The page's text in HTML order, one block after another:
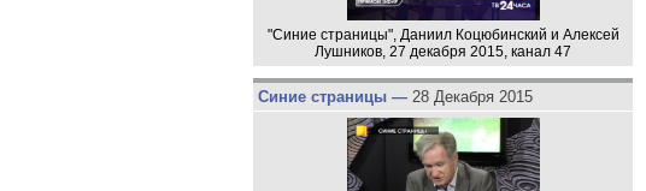
"Синие страницы", Даниил Коцюбинский и Алексей
Лушников, 27 декабря 2015, канал 47
Синие страницы — 28 Декабря 2015